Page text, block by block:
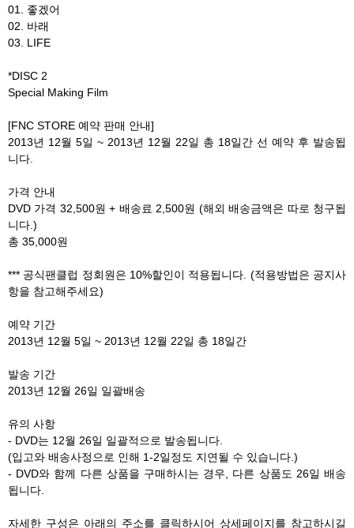
01. 좋겠어
02. 바래
03. LIFE
*DISC 2
Special Making Film
[FNC STORE 예약 판매 안내]
2013년 12월 5일 ~ 2013년 12월 22일 총 18일간 선 예약 후 발송됩
니다.
가격 안내
DVD 가격 32,500원 + 배송료 2,500원 (해외 배송금액은 따로 청구됩
니다.)
총 35,000원
*** 공식팬클럽 정회원은 10%할인이 적용됩니다. (적용방법은 공지사
항을 참고해주세요)
예약 기간
2013년 12월 5일 ~ 2013년 12월 22일 총 18일간
발송 기간
2013년 12월 26일 일괄배송
유의 사항
- DVD는 12월 26일 일괄적으로 발송됩니다.
(입고와 배송사정으로 인해 1-2일정도 지연될 수 있습니다.)
- DVD와 함께 다른 상품을 구매하시는 경우, 다른 상품도 26일 배송
됩니다.
자세한 구성은 아래의 주소를 클릭하시어 상세페이지를 참고하시길